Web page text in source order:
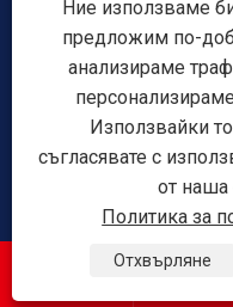
Свържете
Copyright © 2026
Management Co., Ltd.
Sitemap | RSS | XML
Ние използваме
предложим по-
анализираме
Използвайки
съгласявате с
от наша
Политика за
Отхвърляне